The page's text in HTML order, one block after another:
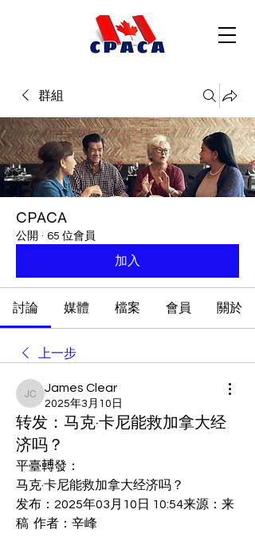
群組
CPACA
公開 · 65 位會員
加入
討論 媒體 檔案 會員 關於
上一步
James Clear
James Clear
2025年3月10日
转发：马克·卡尼能救加拿大经
济吗？
平臺𨍭發：
马克·卡尼能救加拿大经济吗？
发布：2025年03月10日 10:54来源：来
稿  作者：辛峰